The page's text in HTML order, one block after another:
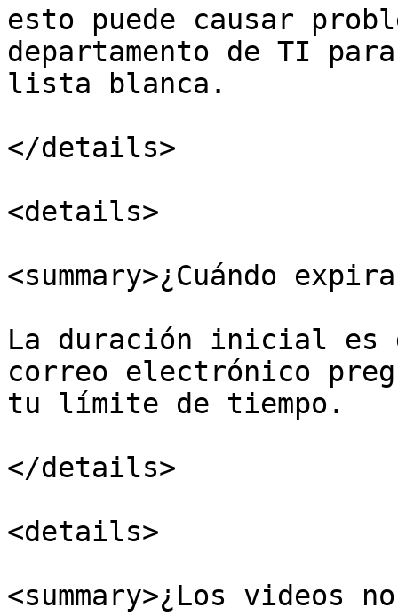
esto puede causar
departamento de TI
lista blanca.
</details>
<details>
<summary>¿Cuándo
La duración inicial es
correo electrónico
tu límite de tiempo.
</details>
<details>
<summary>¿Los videos